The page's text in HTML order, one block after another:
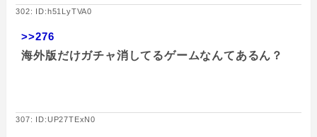
302: ID:h51LyTVA0
>>276
海外版だけガチャ消してるゲームなんてあるん？
307: ID:UP27TExN0